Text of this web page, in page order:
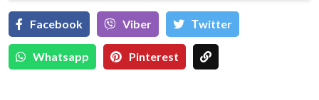
Facebook Viber Тwitter
Whatsapp Pinterest